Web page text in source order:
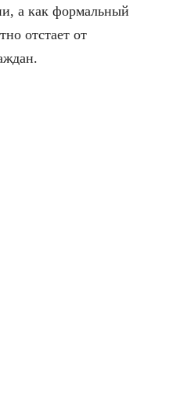
а как формальный
отстает от